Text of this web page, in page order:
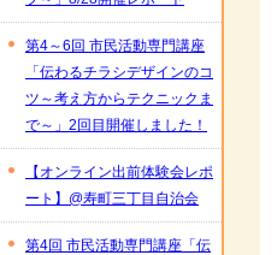
第4～6回 市民活動専門講座
「伝わるチラシデザインのコ
ツ～考え方からテクニックま
で～」2回目開催しました！
【オンライン出前体験会レポ
ート】@寿町三丁目自治会
第4回 市民活動専門講座「伝